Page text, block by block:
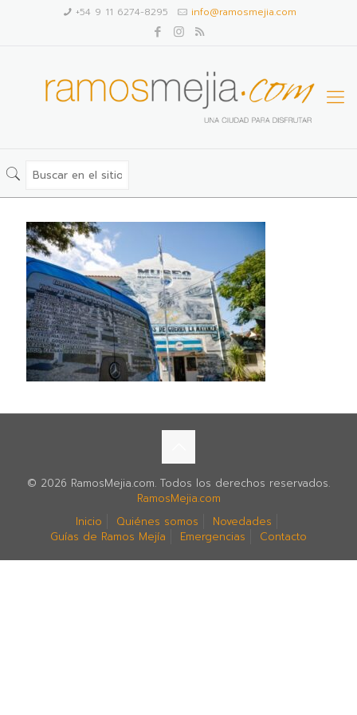
+54 9 11 6274-8295 info@ramosmejia.com
© 2026 RamosMejia.com. Todos los derechos reservados.
RamosMejia.com
Inicio
Quiénes somos
Novedades
Guías de Ramos Mejía
Emergencias Contacto